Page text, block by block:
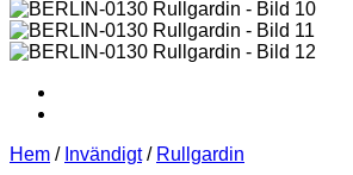
Hem / Invändigt / Rullgardin